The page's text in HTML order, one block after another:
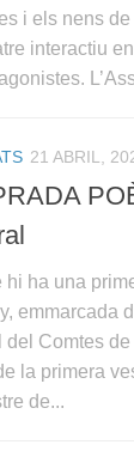
i els nens
interactiu
21 ABRIL,
hi ha una
emmarcada
del Comtes
la primera
de...